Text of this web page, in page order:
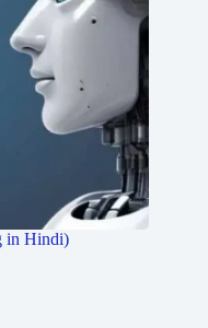
in Hindi)